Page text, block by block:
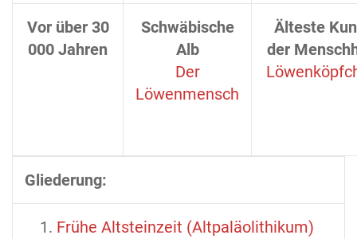
Vor über 30
000 Jahren
Schwäbische
Alb
Der
Löwenmensch
Älteste
der
Gliederung:
Frühe Altsteinzeit (Altpaläolithikum)